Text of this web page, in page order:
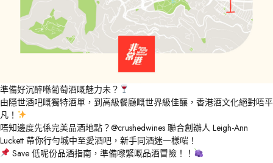
準備好沉醉喺葡萄酒嘅魅力未？
由隱世酒吧嘅獨特酒單，到高級餐廳嘅世界級佳釀，香港酒文化絕對唔平
凡！
唔知邊度先係完美品酒地點？@crushedwines 聯合創辦人 Leigh-Ann
Luckett 帶你行勻城中至愛酒吧，新手同酒迷一樣啱！
Save 低呢份品酒指南，準備嚟緊嘅品酒冒險！！